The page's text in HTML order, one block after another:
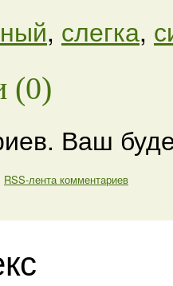
, слегка,
(0)
Ваш
RSS-лента комментариев